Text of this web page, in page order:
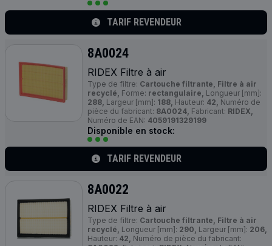
TARIF REVENDEUR
8A0024
RIDEX Filtre à air
Type de filtre: Cartouche filtrante, Filtre à air
recyclé, Forme: rectangulaire, Longueur [mm]:
288, Largeur [mm]: 188, Hauteur: 42, Numéro de
pièce du fabricant: 8A0024, Fabricant: RIDEX,
Numéro de EAN: 4059191329199
Disponible en stock:
TARIF REVENDEUR
8A0022
RIDEX Filtre à air
Type de filtre: Cartouche filtrante, Filtre à air
recyclé, Longueur [mm]: 290, Largeur [mm]: 206,
Hauteur: 42, Numéro de pièce du fabricant: